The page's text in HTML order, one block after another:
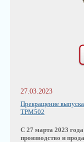
27.03.2023
Прекращение
ТРМ502
С 27 марта 2023
производство и